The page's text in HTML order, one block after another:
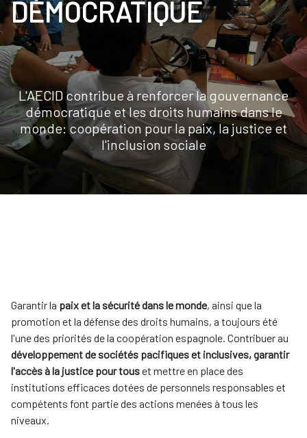
DÉMOCRATIQUE
L'AECID contribue à renforcer la gouvernance
démocratique et les droits humains dans le
monde: coopération pour la paix, la justice et
l'inclusion sociale
Garantir la paix et la sécurité dans le monde, ainsi que la
promotion et la défense des droits humains, a toujours été
l'une des priorités de la coopération espagnole. Contribuer au
développement de sociétés pacifiques et inclusives, garantir
l'accès à la justice pour touset mettre en place des
institutions efficaces dotées de personnels responsables et
compétents font partie des actions menées à tous les
niveaux.